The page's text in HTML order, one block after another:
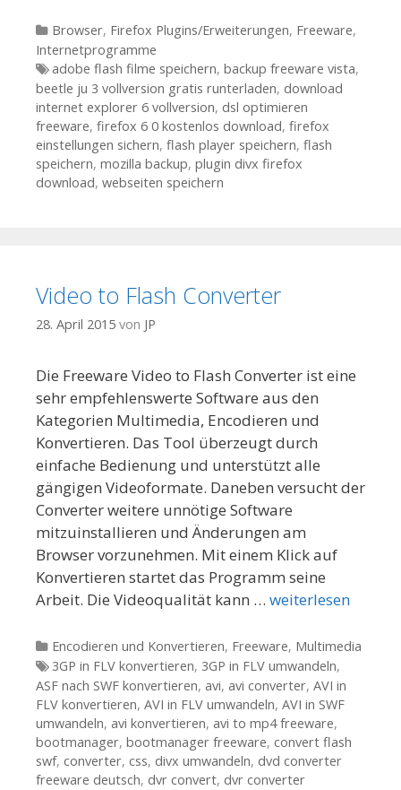
Kategorien
Browser, Firefox Plugins/Erweiterungen, Freeware,
Internetprogramme
Tags
adobe flash filme speichern, backup freeware vista,
beetle ju 3 vollversion gratis runterladen, download
internet explorer 6 vollversion, dsl optimieren
freeware, firefox 6 0 kostenlos download, firefox
einstellungen sichern, flash player speichern, flash
speichern, mozilla backup, plugin divx firefox
download, webseiten speichern
Video to Flash Converter
28. April 2015 von JP
Die Freeware Video to Flash Converter ist eine
sehr empfehlenswerte Software aus den
Kategorien Multimedia, Encodieren und
Konvertieren. Das Tool überzeugt durch
einfache Bedienung und unterstützt alle
gängigen Videoformate. Daneben versucht der
Converter weitere unnötige Software
mitzuinstallieren und Änderungen am
Browser vorzunehmen. Mit einem Klick auf
Konvertieren startet das Programm seine
Arbeit. Die Videoqualität kann … weiterlesen
Kategorien
Encodieren und Konvertieren, Freeware, Multimedia
Tags
3GP in FLV konvertieren, 3GP in FLV umwandeln,
ASF nach SWF konvertieren, avi, avi converter, AVI in
FLV konvertieren, AVI in FLV umwandeln, AVI in SWF
umwandeln, avi konvertieren, avi to mp4 freeware,
bootmanager, bootmanager freeware, convert flash
swf, converter, css, divx umwandeln, dvd converter
freeware deutsch, dvr convert, dvr converter